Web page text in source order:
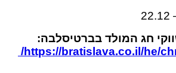
המולד בברטיסלבה:
https://bratislava.co.il/